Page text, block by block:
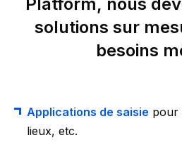
solutions sur
besoins
Applications de saisie pour
lieux, etc.